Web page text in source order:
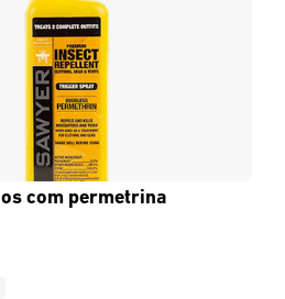
com permetrina